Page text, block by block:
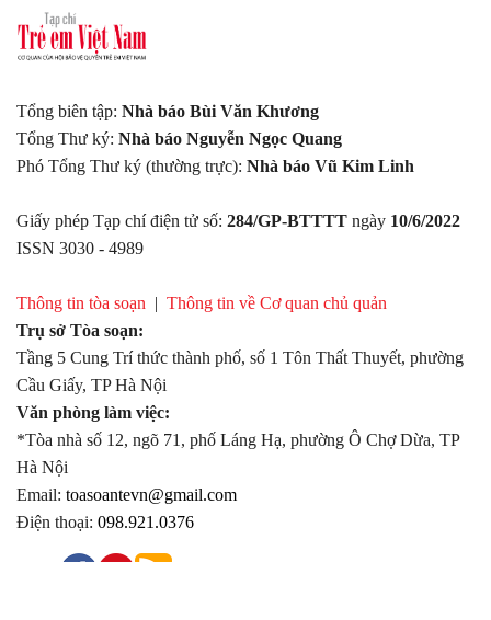
Tổng biên tập: Nhà báo Bùi Văn Khương
Tổng Thư ký: Nhà báo Nguyễn Ngọc Quang
Phó Tổng Thư ký (thường trực): Nhà báo Vũ Kim Linh
Giấy phép Tạp chí điện tử số: 284/GP-BTTTT ngày 10/6/2022
ISSN 3030 - 4989
Thông tin tòa soạn | Thông tin về Cơ quan chủ quản
Trụ sở Tòa soạn:
Tầng 5 Cung Trí thức thành phố, số 1 Tôn Thất Thuyết, phường
Cầu Giấy, TP Hà Nội
Văn phòng làm việc:
*Tòa nhà số 12, ngõ 71, phố Láng Hạ, phường Ô Chợ Dừa, TP
Hà Nội
Email: toasoantevn@gmail.com
Điện thoại: 098.921.0376